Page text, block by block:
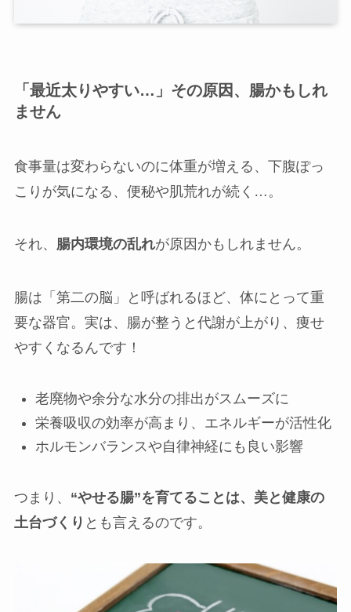
「最近太りやすい…」その原因、腸かもしれ
ません
食事量は変わらないのに体重が増える、下腹ぽっ
こりが気になる、便秘や肌荒れが続く…。
それ、 腸内環境の乱れが原因かもしれません。
腸は「第二の脳」と呼ばれるほど、体にとって重
要な器官。実は、腸が整うと代謝が上がり、痩せ
やすくなるんです！
老廃物や余分な水分の排出がスムーズに
栄養吸収の効率が高まり、エネルギーが活性化
ホルモンバランスや自律神経にも良い影響
つまり、 “やせる腸”を育てることは、美と健康の
土台づくり とも言えるのです。
店舗一覧
岡崎店
三河安城店
久屋大通店
刈谷店